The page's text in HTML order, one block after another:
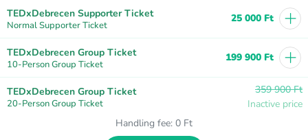
TEDxDebrecen Supporter Ticket
Normal Supporter Ticket
25 000 Ft +
TEDxDebrecen Group Ticket
10-Person Group Ticket
199 900 Ft +
TEDxDebrecen Group Ticket
20-Person Group Ticket
359 900 Ft
Inactive price
Handling fee: 0 Ft